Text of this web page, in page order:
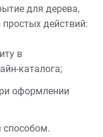
для дерева,
действий:
в
каталога;
оформлении
способом.